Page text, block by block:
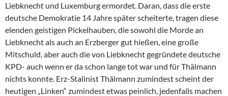
Liebknecht und Luxemburg ermordet. Daran, dass die erste
deutsche Demokratie 14 Jahre später scheiterte, tragen diese
elenden geistigen Pickelhauben, die sowohl die Morde an
Liebknecht als auch an Erzberger gut hießen, eine große
Mitschuld, aber auch die von Liebknecht gegründete deutsche
KPD- auch wenn er da schon lange tot war und für Thälmann
nichts konnte. Erz-Stalinist Thälmann zumindest scheint der
heutigen „Linken“ zumindest etwas peinlich, jedenfalls machen